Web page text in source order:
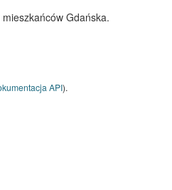
Gdańska.
API).